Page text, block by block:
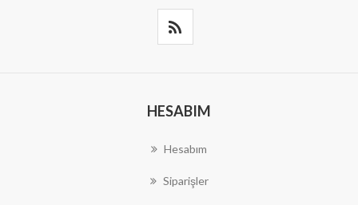
HESABIM
Hesabım
Siparişler